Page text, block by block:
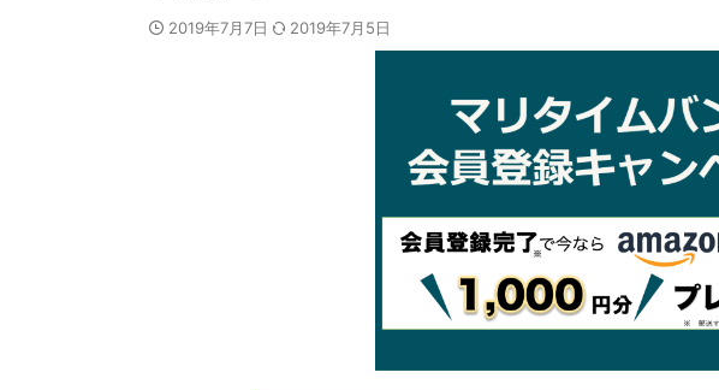
2019年7月7日 2019年7月5日